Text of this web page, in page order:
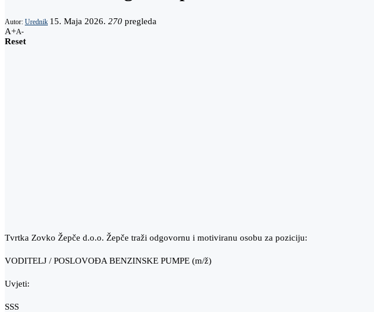
Autor: Urednik 15. Maja 2026. 270 pregleda
A+A-
Reset
Tvrtka Zovko Žepče d.o.o. Žepče traži odgovornu i motiviranu osobu za poziciju:
VODITELJ / POSLOVOĐA BENZINSKE PUMPE (m/ž)
Uvjeti:
SSS